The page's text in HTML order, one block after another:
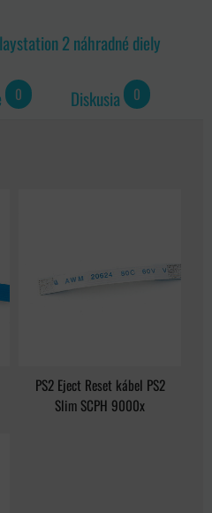
2 náhradné diely
0 Diskusia 0
PS2 Eject Reset kábel PS2
Slim SCPH 9000x